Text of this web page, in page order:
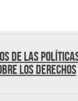
de las
los derechos